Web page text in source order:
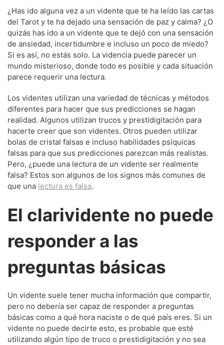
¿Has ido alguna vez a un vidente que te ha leído las cartas
del Tarot y te ha dejado una sensación de paz y calma? ¿O
quizás has ido a un vidente que te dejó con una sensación
de ansiedad, incertidumbre e incluso un poco de miedo?
Si es así, no estás solo. La videncia puede parecer un
mundo misterioso, donde todo es posible y cada situación
parece requerir una lectura.
Los videntes utilizan una variedad de técnicas y métodos
diferentes para hacer que sus predicciones se hagan
realidad. Algunos utilizan trucos y prestidigitación para
hacerte creer que son videntes. Otros pueden utilizar
bolas de cristal falsas e incluso habilidades psíquicas
falsas para que sus predicciones parezcan más realistas.
Pero, ¿puede una lectura de un vidente ser realmente
falsa? Estos son algunos de los signos más comunes de
que una lectura es falsa.
El clarividente no puede
responder a las
preguntas básicas
Un vidente suele tener mucha información que compartir,
pero no debería ser capaz de responder a preguntas
básicas como a qué hora naciste o de qué país eres. Si un
vidente no puede decirte esto, es probable que esté
utilizando algún tipo de truco o prestidigitación y no sea